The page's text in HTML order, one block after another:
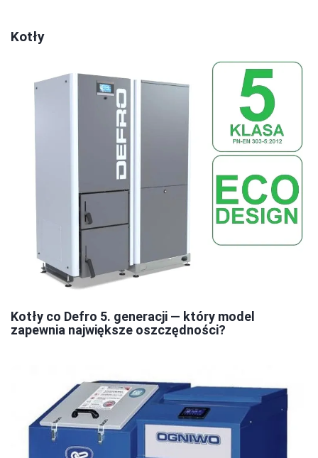
Kotły
Kotły co Defro 5. generacji — który model
zapewnia największe oszczędności?